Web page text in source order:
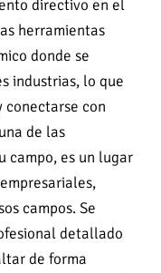
directivo en el
herramientas
donde se
industrias, lo que
conectarse con
de las
campo, es un lugar
campos. Se
detallado
de forma